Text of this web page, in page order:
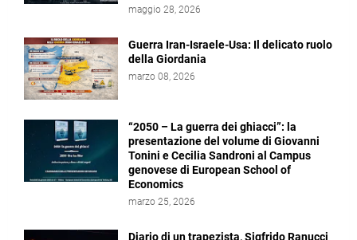
maggio 28, 2026
Guerra Iran-Israele-Usa: Il delicato ruolo
della Giordania
marzo 08, 2026
“2050 – La guerra dei ghiacci”: la
presentazione del volume di Giovanni
Tonini e Cecilia Sandroni al Campus
genovese di European School of
Economics
marzo 25, 2026
Diario di un trapezista, Sigfrido Ranucci